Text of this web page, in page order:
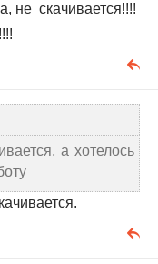
не скачивается!!!!
а хотелось